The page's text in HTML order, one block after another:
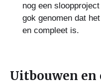
nog een
gok genomen dat
en compleet is.
Uitbouwen en